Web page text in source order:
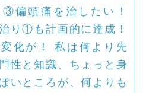
③偏頭痛を治したい！
り①も計画的に達成！
化が！ 私は何より先
性と知識、ちょっと身
いところが、何よりも